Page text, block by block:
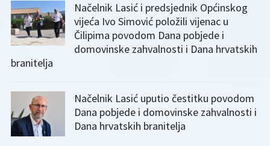
Načelnik Lasić i predsjednik Općinskog
vijeća Ivo Simović položili vijenac u
Čilipima povodom Dana pobjede i
domovinske zahvalnosti i Dana hrvatskih
branitelja
Načelnik Lasić uputio čestitku povodom
Dana pobjede i domovinske zahvalnosti i
Dana hrvatskih branitelja